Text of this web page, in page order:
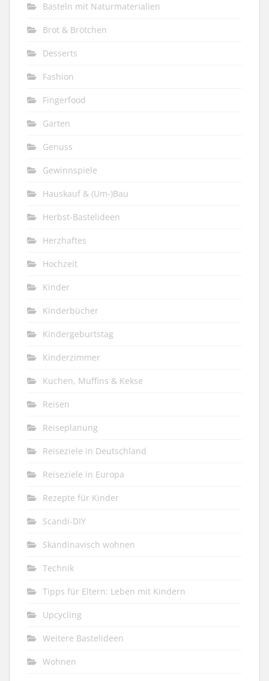
Basteln mit Naturmaterialien
Brot & Brötchen
Desserts
Fashion
Fingerfood
Garten
Genuss
Gewinnspiele
Hauskauf & (Um-)Bau
Herbst-Bastelideen
Herzhaftes
Hochzeit
Kinder
Kinderbücher
Kindergeburtstag
Kinderzimmer
Kuchen, Muffins & Kekse
Reisen
Reiseplanung
Reiseziele in Deutschland
Reiseziele in Europa
Rezepte für Kinder
Scandi-DIY
Skandinavisch wohnen
Technik
Tipps für Eltern: Leben mit Kindern
Upcycling
Weitere Bastelideen
Wohnen